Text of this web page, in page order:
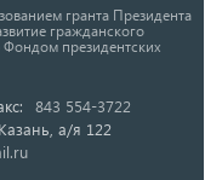
гранта Президента
гражданского
президентских
843 554-3722
а/я 122